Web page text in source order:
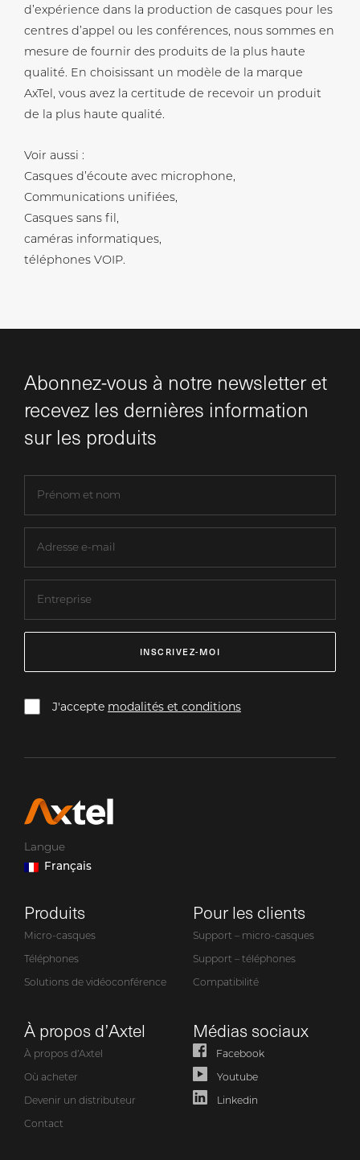
d’expérience dans la production de casques pour les
centres d’appel ou les conférences, nous sommes en
mesure de fournir des produits de la plus haute
qualité. En choisissant un modèle de la marque
AxTel, vous avez la certitude de recevoir un produit
de la plus haute qualité.
Voir aussi :
Casques d’écoute avec microphone,
Communications unifiées,
Casques sans fil,
caméras informatiques,
téléphones VOIP.
Abonnez-vous à notre newsletter et
recevez les dernières information
sur les produits
INSCRIVEZ-MOI
J'accepte modalités et conditions
Langue
Français
Produits
Micro-casques
Téléphones
Solutions de vidéoconférence
Pour les clients
Support – micro-casques
Support – téléphones
Compatibilité
À propos d’Axtel
À propos d’Axtel
Où acheter
Devenir un distributeur
Contact
Médias sociaux
Facebook
Youtube
Linkedin